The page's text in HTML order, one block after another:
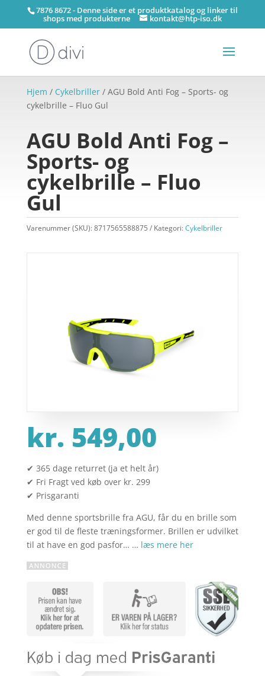
7876 8672 - Denne side er et produktkatalog og linker til
shops med produkterne kontakt@htp-iso.dk
Hjem / Cykelbriller/ AGU Bold Anti Fog – Sports- og
cykelbrille – Fluo Gul
AGU Bold Anti Fog –
Sports- og
cykelbrille – Fluo
Gul
Varenummer (SKU):8717565588875 Kategori:Cykelbriller
kr. 549,00
✔ 365 dage returret (ja et helt år)
✔ Fri Fragt ved køb over kr. 299
✔ Prisgaranti
Med denne sportsbrille fra AGU, får du en brille som
er god til de fleste træningsformer. Brillen er udvilket
til at have en god pasfor… … læs mere her